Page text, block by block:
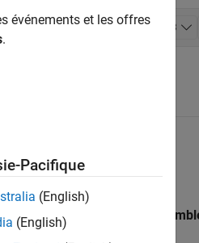
de produits 3
par lieu pour trouver
événements et les offres
.
Pacifique
(English)
(English)